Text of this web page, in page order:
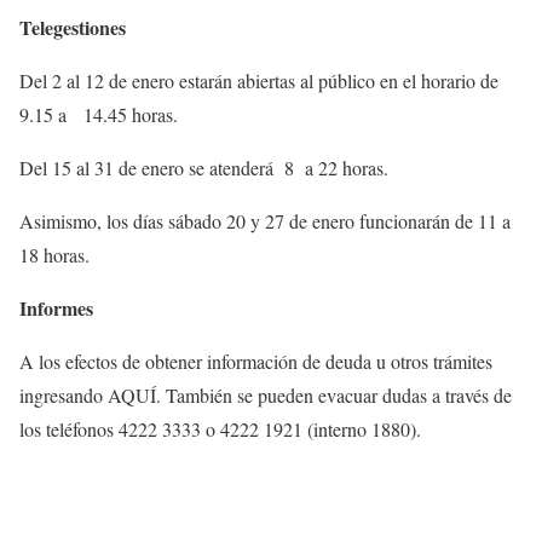
Telegestiones
Del 2 al 12 de enero estarán abiertas al público en el horario de
9.15 a 14.45 horas.
Del 15 al 31 de enero se atenderá 8 a 22 horas.
Asimismo, los días sábado 20 y 27 de enero funcionarán de 11 a
18 horas.
Informes
A los efectos de obtener información de deuda u otros trámites
ingresando AQUÍ. También se pueden evacuar dudas a través de
los teléfonos 4222 3333 o 4222 1921 (interno 1880).